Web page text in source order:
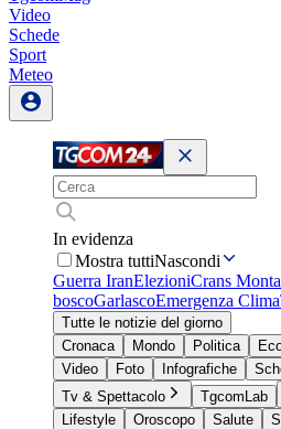
Video
Schede
Sport
Meteo
In evidenza
Mostra tuttiNascondi
Guerra IranElezioniCrans
boscoGarlascoEmergenza Clima
Tutte le notizie del giorno
Cronaca
Mondo Politica
Video
Foto Infografiche
Tv & Spettacolo
TgcomLab
Lifestyle
Oroscopo Salute